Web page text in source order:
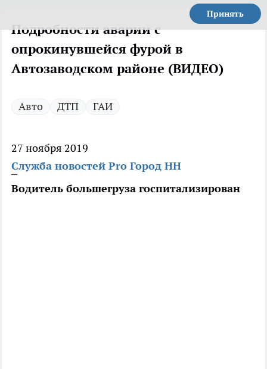
Принять
Подробности аварии с
опрокинувшейся фурой в
Автозаводском районе (ВИДЕО)
Авто ДТП ГАИ
27 ноября 2019
Служба новостей Pro Город НН
Водитель большегруза госпитализирован